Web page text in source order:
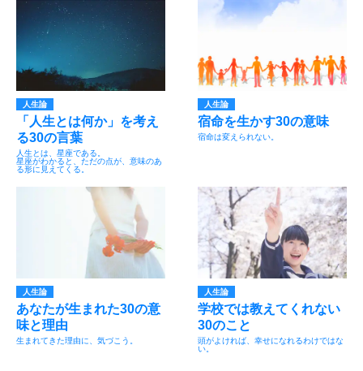
人生論
「人生とは何か」を考え
る30の言葉
人生とは、星座である。
星座がわかると、ただの点が、意味のあ
る形に見えてくる。
人生論
宿命を生かす30の意味
宿命は変えられない。
人生論
あなたが生まれた30の意
味と理由
生まれてきた理由に、気づこう。
人生論
学校では教えてくれない
30のこと
頭がよければ、幸せになれるわけではな
い。